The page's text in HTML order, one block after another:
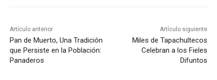
Artículo anterior
Pan de Muerto, Una Tradición
que Persiste en la Población:
Panaderos
Artículo siguiente
Miles de Tapachultecos
Celebran a los Fieles
Difuntos